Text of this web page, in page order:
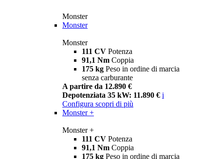
Monster
Monster
Monster
111 CV Potenza
91,1 Nm Coppia
175 kg Peso in ordine di marcia
senza carburante
A partire da 12.890 €
Depotenziata 35 kW: 11.890 € i
Configura scopri di più
Monster +
Monster +
111 CV Potenza
91,1 Nm Coppia
175 kg Peso in ordine di marcia